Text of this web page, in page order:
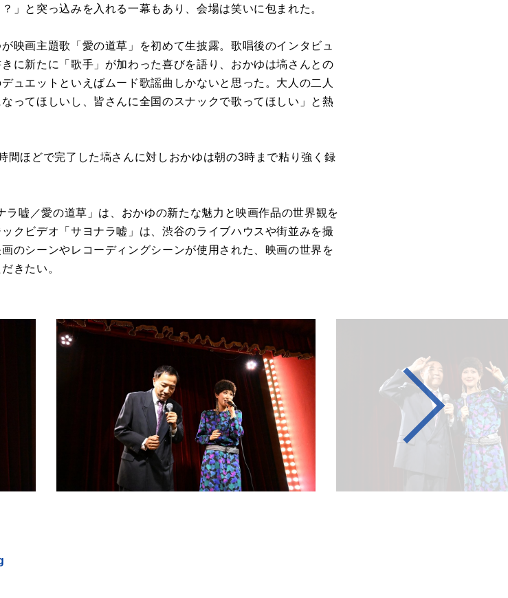
」と突っ込みを入れる一幕もあり、会場は笑いに包まれた。
映画主題歌「愛の道草」を初めて生披露。歌唱後のインタビュ
に新たに「歌手」が加わった喜びを語り、おかゆは塙さんとの
ュエットといえばムード歌謡曲しかないと思った。大人の二人
ってほしいし、皆さんに全国のスナックで歌ってほしい」と熱
間ほどで完了した塙さんに対しおかゆは朝の3時まで粘り強く録
嘘／愛の道草」は、おかゆの新たな魅力と映画作品の世界観を
クビデオ「サヨナラ嘘」は、渋谷のライブハウスや街並みを撮
のシーンやレコーディングシーンが使用された、映画の世界を
きたい。